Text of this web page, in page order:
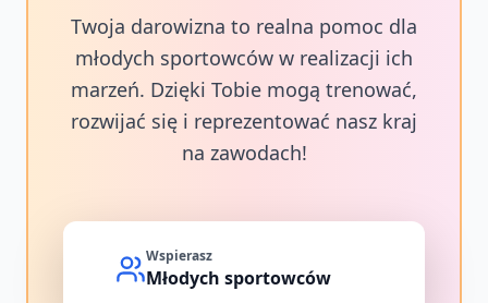
Twoja darowizna to realna pomoc dla
młodych sportowców w realizacji ich
marzeń. Dzięki Tobie mogą trenować,
rozwijać się i reprezentować nasz kraj
na zawodach!
Wspierasz
Młodych sportowców